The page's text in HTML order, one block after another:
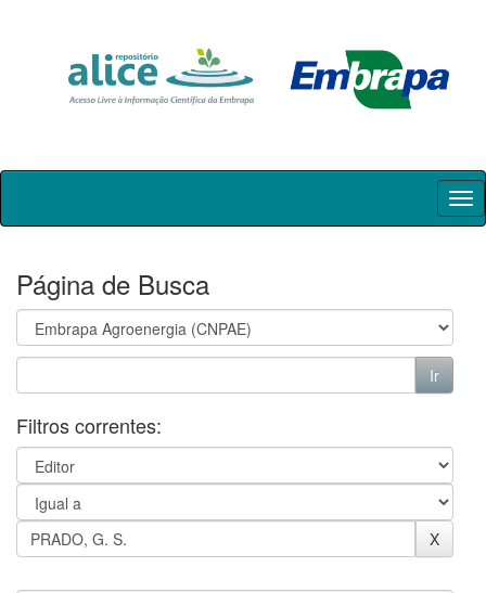
Skip
Página de Busca
Filtros correntes: